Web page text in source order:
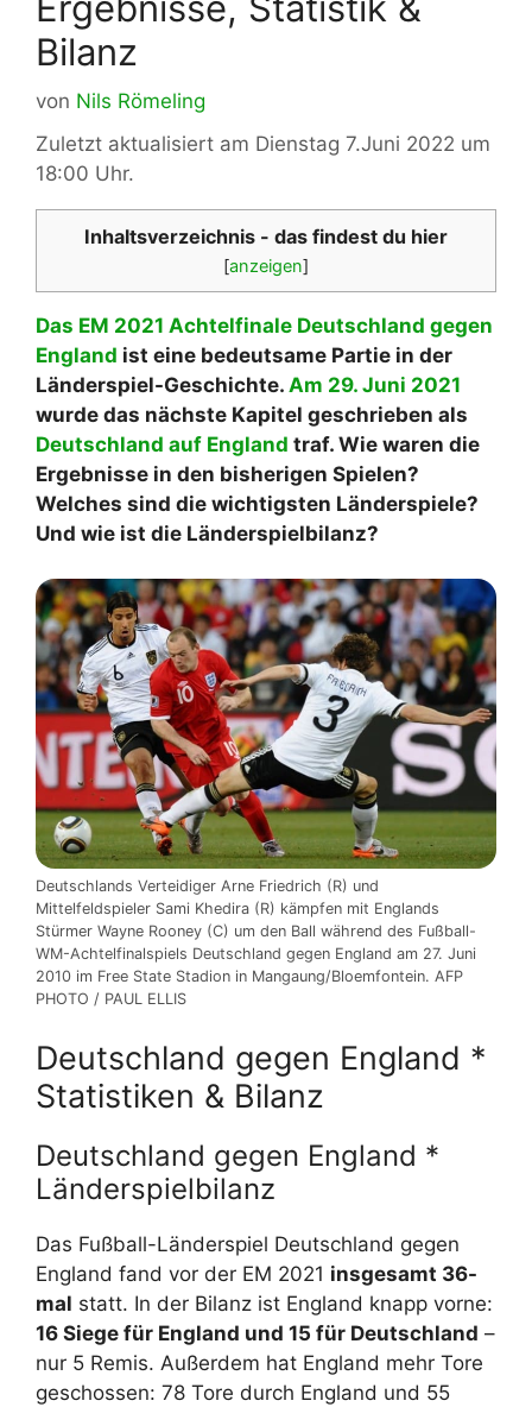
Bilanz
von Nils Römeling
Zuletzt aktualisiert am Dienstag 7.Juni 2022 um
18:00 Uhr.
Inhaltsverzeichnis - das findest du hier
[anzeigen]
Das EM 2021 Achtelfinale Deutschland gegen
England ist eine bedeutsame Partie in der
Länderspiel-Geschichte. Am 29. Juni 2021
wurde das nächste Kapitel geschrieben als
Deutschland auf England traf. Wie waren die
Ergebnisse in den bisherigen Spielen?
Welches sind die wichtigsten Länderspiele?
Und wie ist die Länderspielbilanz?
Deutschlands Verteidiger Arne Friedrich (R) und
Mittelfeldspieler Sami Khedira (R) kämpfen mit Englands
Stürmer Wayne Rooney (C) um den Ball während des Fußball-
WM-Achtelfinalspiels Deutschland gegen England am 27. Juni
2010 im Free State Stadion in Mangaung/Bloemfontein. AFP
PHOTO / PAUL ELLIS
Deutschland gegen England *
Statistiken & Bilanz
Deutschland gegen England *
Länderspielbilanz
Das Fußball-Länderspiel Deutschland gegen
England fand vor der EM 2021 insgesamt 36-
mal statt. In der Bilanz ist England knapp vorne:
16 Siege für England und 15 für Deutschland –
nur 5 Remis. Außerdem hat England mehr Tore
geschossen: 78 Tore durch England und 55